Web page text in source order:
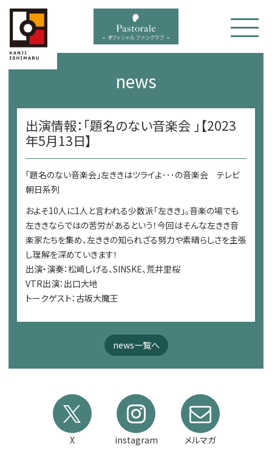
menu オフィシャル ファンクラブ
news
出演情報：「題名のない音楽会 」【2023
年5月13日】
「題名のない音楽会」左ききはツライよ･･･の音楽会 テレビ
朝日系列
およそ10人に1人と言われる少数派「左きき」。音楽の場でも
左ききならではの苦労があるという！今回はそんな左きき音
楽家たちを集め、左ききの知られざる努力や素晴らしさを主張
し理解を深めていきます！
出演・演奏：松崎しげる、SINSKE、荒井里桜
VTR出演：出口大地
トークゲスト：古坂大魔王
news一覧へ
X instagram メルマガ